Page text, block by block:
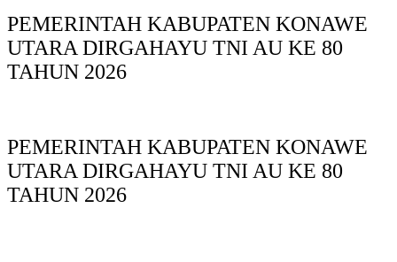
PEMERINTAH KABUPATEN KONAWE
UTARA DIRGAHAYU TNI AU KE 80
TAHUN 2026
PEMERINTAH KABUPATEN KONAWE
UTARA DIRGAHAYU TNI AU KE 80
TAHUN 2026